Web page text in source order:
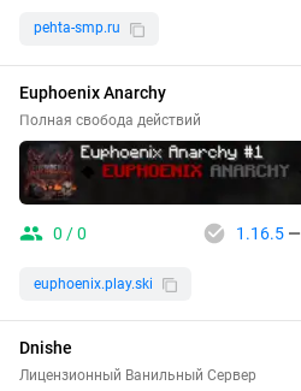
pehta-smp.ru
Euphoenix Anarchy
Полная свобода действий
0 / 0 1.16.5—
euphoenix.play.ski
Dnishe
Лицензионный Ванильный Сервер